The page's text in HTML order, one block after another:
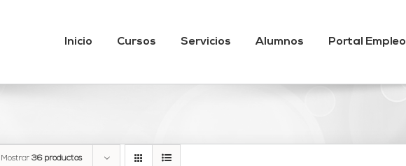
Inicio Cursos Servicios Alumnos Portal Empleo
Mostrar 36 productos